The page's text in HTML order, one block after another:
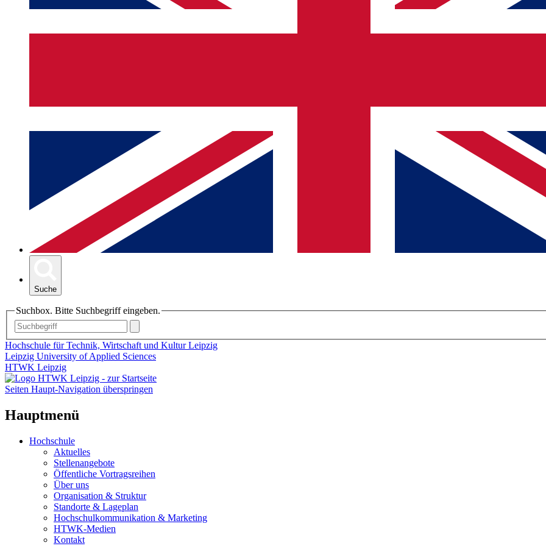
Suche
Suchbox. Bitte Suchbegriff eingeben.
Hochschule für Technik, Wirtschaft und Kultur Leipzig
Leipzig University of Applied Sciences
HTWK Leipzig
Seiten Haupt-Navigation überspringen
Hauptmenü
Hochschule
Aktuelles
Stellenangebote
Öffentliche Vortragsreihen
Über uns
Organisation & Struktur
Standorte & Lageplan
Hochschulkommunikation & Marketing
HTWK-Medien
Kontakt